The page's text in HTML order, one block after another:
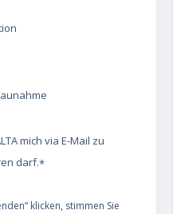
mich via E-Mail zu
darf.*
klicken, stimmen Sie